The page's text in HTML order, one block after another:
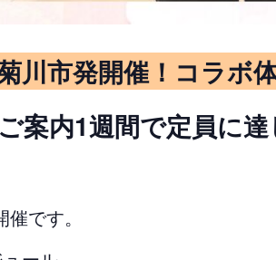
川市発開催！コラボ
案内1週間で定員に
です。